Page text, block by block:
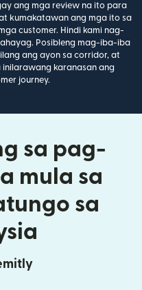
ang mga review na ito para
kumakatawan ang mga ito sa
customer. Hindi kami nag-
Posibleng mag-iba-iba
ang ayon sa corridor, at
karanasan ang
journey.
sa pag-
mula sa
sa